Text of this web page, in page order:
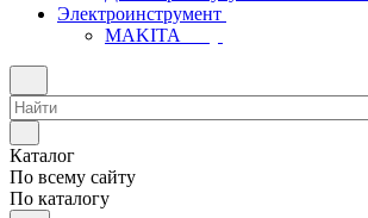
Электроинструмент
МAKITA
Каталог
По всему сайту
По каталогу